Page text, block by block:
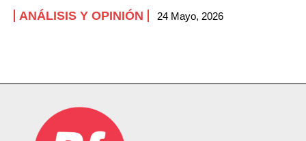
ANÁLISIS Y OPINIÓN 24 Mayo, 2026